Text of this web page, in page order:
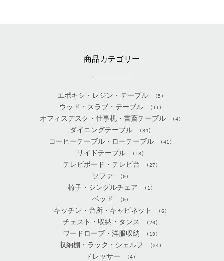
商品カテゴリー
エポキシ・レジン・テーブル (5)
ウッド・スラブ・テーブル (11)
オフィスデスク・仕事机・書斎テーブル (4)
ダイニングテーブル (34)
コーヒーテーブル・ローテーブル (41)
サイドテーブル (18)
テレビボード・テレビ台 (27)
ソファ (0)
椅子・シングルチェア (1)
ベッド (0)
キッチン・台所・キャビネット (6)
チェスト・収納・タンス (20)
ワードローブ・洋服収納 (19)
収納棚・ラック・シェルフ (24)
ドレッサー (4)